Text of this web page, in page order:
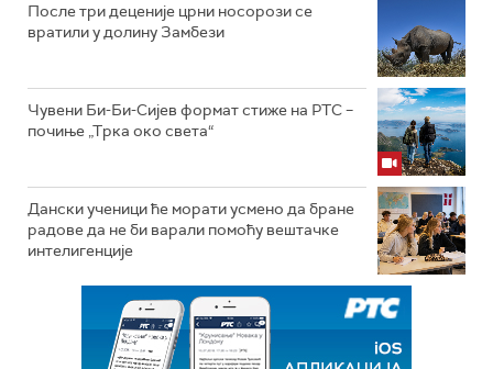
После три деценије црни носорози се
вратили у долину Замбези
Чувени Би-Би-Сијев формат стиже на РТС –
почиње „Трка око света“
Дански ученици ће морати усмено да бране
радове да не би варали помоћу вештачке
интелигенције